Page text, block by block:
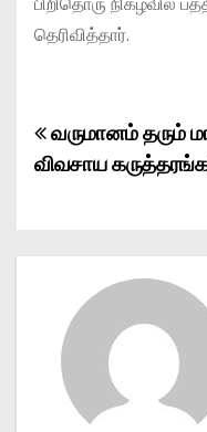
தெரிவித்தார்.
Pவருமானம் தரும்
விவசாய